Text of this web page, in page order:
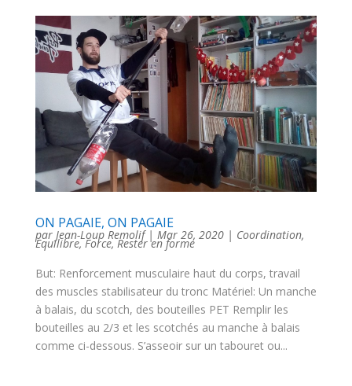
ON PAGAIE, ON PAGAIE
par Jean-Loup Remolif| Mar 26, 2020| Coordination,
Equilibre,Force,Rester en forme
But: Renforcement musculaire haut du corps, travail
des muscles stabilisateur du tronc Matériel: Un manche
à balais, du scotch, des bouteilles PET Remplir les
bouteilles au 2/3 et les scotchés au manche à balais
comme ci-dessous. S’asseoir sur un tabouret ou...